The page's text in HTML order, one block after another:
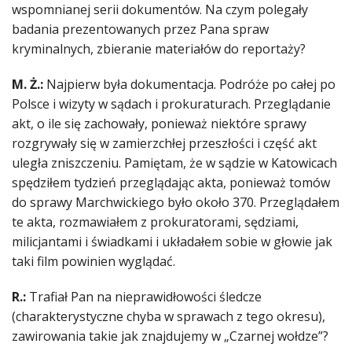
wspomnianej serii dokumentów. Na czym polegały
badania prezentowanych przez Pana spraw
kryminalnych, zbieranie materiałów do reportaży?
M. Ż.: Najpierw była dokumentacja. Podróże po całej po
Polsce i wizyty w sądach i prokuraturach. Przeglądanie
akt, o ile się zachowały, ponieważ niektóre sprawy
rozgrywały się w zamierzchłej przeszłości i część akt
uległa zniszczeniu. Pamiętam, że w sądzie w Katowicach
spędziłem tydzień przeglądając akta, ponieważ tomów
do sprawy Marchwickiego było około 370. Przeglądałem
te akta, rozmawiałem z prokuratorami, sędziami,
milicjantami i świadkami i układałem sobie w głowie jak
taki film powinien wyglądać.
R.: Trafiał Pan na nieprawidłowości śledcze
(charakterystyczne chyba w sprawach z tego okresu),
zawirowania takie jak znajdujemy w „Czarnej wołdze”?